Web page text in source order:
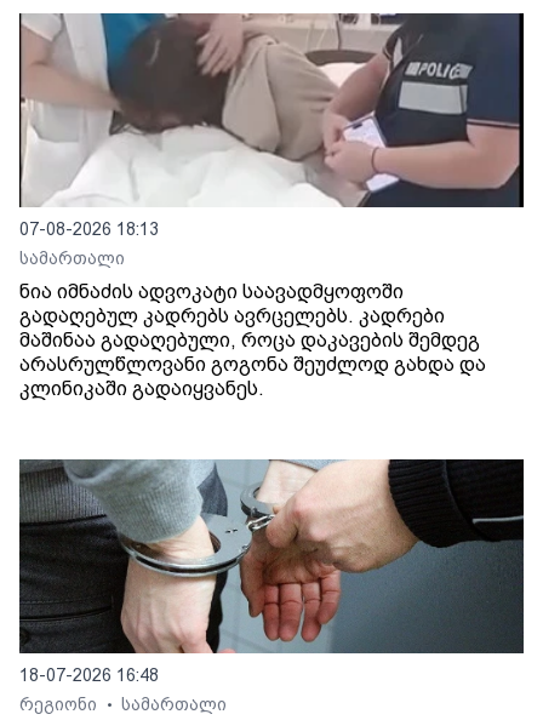
07-08-2026 18:13
სამართალი
ნია იმნაძის ადვოკატი საავადმყოფოში
გადაღებულ კადრებს ავრცელებს. კადრები
მაშინაა გადაღებული, როცა დაკავების შემდეგ
არასრულწლოვანი გოგონა შეუძლოდ გახდა და
კლინიკაში გადაიყვანეს.
18-07-2026 16:48
რეგიონი
• სამართალი